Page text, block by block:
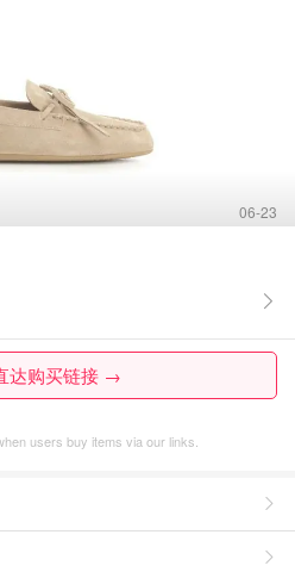
06-23
达购买链接 →
users buy items via our links.